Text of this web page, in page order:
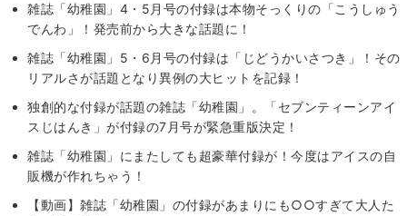
雑誌「幼稚園」4・5月号の付録は本物そっくりの「こうしゅう
でんわ」！発売前から大きな話題に！
雑誌「幼稚園」5・6月号の付録は「じどうかいさつき」！その
リアルさが話題となり異例の大ヒットを記録！
独創的な付録が話題の雑誌「幼稚園」。「セブンティーンアイ
スじはんき」が付録の7月号が緊急重版決定！
雑誌「幼稚園」にまたしても超豪華付録が！今度はアイスの自
販機が作れちゃう！
【動画】雑誌「幼稚園」の付録があまりにも○○すぎて大人た